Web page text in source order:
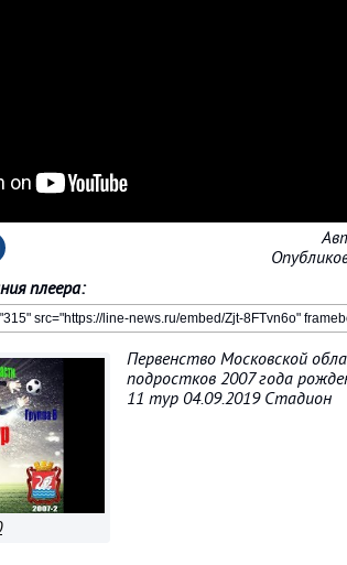
плеера:
Первенство Московской
подростков 2007 года
11 тур 04.09.2019 Стадион